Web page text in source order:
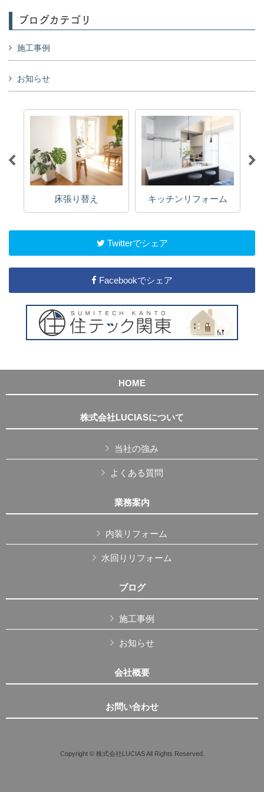
ブログカテゴリ
施工事例
お知らせ
床張り替え キッチンリフォーム
Twitterでシェア
Facebookでシェア
HOME
株式会社LUCIASについて
当社の強み
よくある質問
業務案内
内装リフォーム
水回りリフォーム
ブログ
施工事例
お知らせ
会社概要
お問い合わせ
Copyright © 株式会社LUCIAS All Rights Reserved.